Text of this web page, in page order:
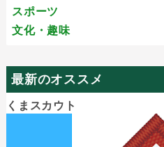
スポーツ
文化・趣味
最新のオススメ
くまスカウト